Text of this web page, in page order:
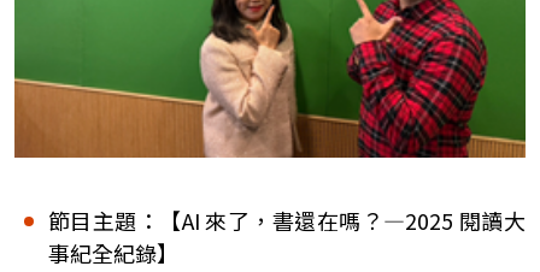
節目主題：【AI 來了，書還在嗎？—2025 閱讀大
事紀全紀錄】